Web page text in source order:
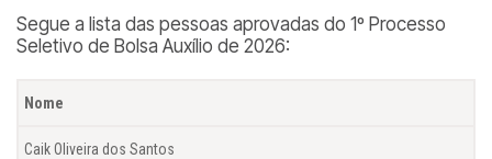
Segue a lista das pessoas aprovadas do 1º Processo
Seletivo de Bolsa Auxílio de 2026:
Nome
Caik Oliveira dos Santos